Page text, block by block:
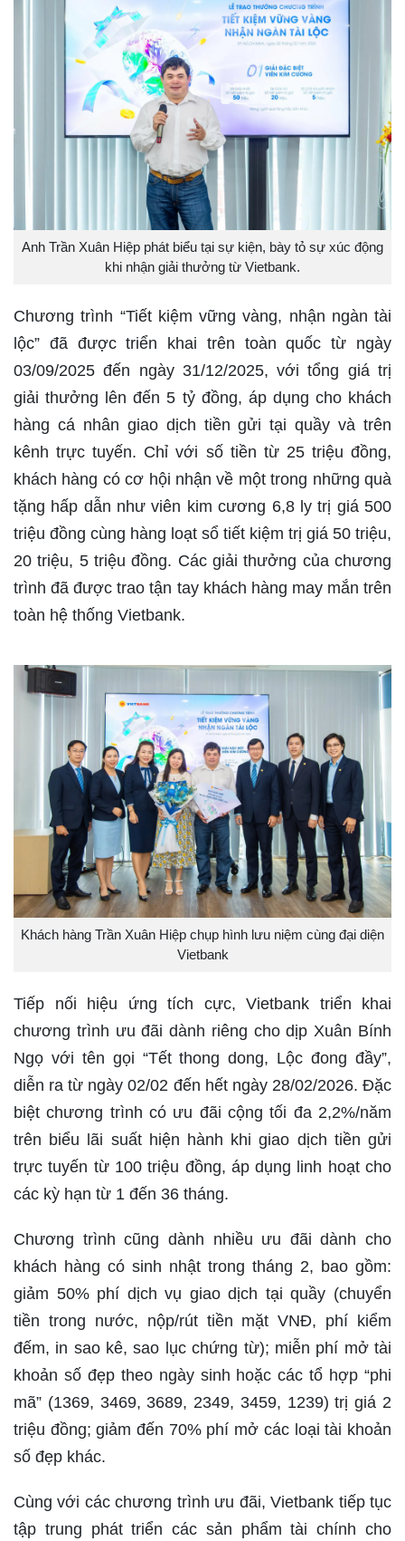
Anh Trần Xuân Hiệp phát biểu tại sự kiện, bày tỏ sự xúc động
khi nhận giải thưởng từ Vietbank.
Chương trình “Tiết kiệm vững vàng, nhận ngàn tài
lộc” đã được triển khai trên toàn quốc từ ngày
03/09/2025 đến ngày 31/12/2025, với tổng giá trị
giải thưởng lên đến 5 tỷ đồng, áp dụng cho khách
hàng cá nhân giao dịch tiền gửi tại quầy và trên
kênh trực tuyến. Chỉ với số tiền từ 25 triệu đồng,
khách hàng có cơ hội nhận về một trong những quà
tặng hấp dẫn như viên kim cương 6,8 ly trị giá 500
triệu đồng cùng hàng loạt sổ tiết kiệm trị giá 50 triệu,
20 triệu, 5 triệu đồng. Các giải thưởng của chương
trình đã được trao tận tay khách hàng may mắn trên
toàn hệ thống Vietbank.
Khách hàng Trần Xuân Hiệp chụp hình lưu niệm cùng đại diện
Vietbank
Tiếp nối hiệu ứng tích cực, Vietbank triển khai
chương trình ưu đãi dành riêng cho dịp Xuân Bính
Ngọ với tên gọi “Tết thong dong, Lộc đong đầy”,
diễn ra từ ngày 02/02 đến hết ngày 28/02/2026. Đặc
biệt chương trình có ưu đãi cộng tối đa 2,2%/năm
trên biểu lãi suất hiện hành khi giao dịch tiền gửi
trực tuyến từ 100 triệu đồng, áp dụng linh hoạt cho
các kỳ hạn từ 1 đến 36 tháng.
Chương trình cũng dành nhiều ưu đãi dành cho
khách hàng có sinh nhật trong tháng 2, bao gồm:
giảm 50% phí dịch vụ giao dịch tại quầy (chuyển
tiền trong nước, nộp/rút tiền mặt VNĐ, phí kiểm
đếm, in sao kê, sao lục chứng từ); miễn phí mở tài
khoản số đẹp theo ngày sinh hoặc các tổ hợp “phi
mã” (1369, 3469, 3689, 2349, 3459, 1239) trị giá 2
triệu đồng; giảm đến 70% phí mở các loại tài khoản
số đẹp khác.
Cùng với các chương trình ưu đãi, Vietbank tiếp tục
tập trung phát triển các sản phẩm tài chính cho